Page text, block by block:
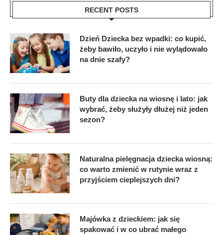
RECENT POSTS
Dzień Dziecka bez wpadki: co kupić,
żeby bawiło, uczyło i nie wylądowało
na dnie szafy?
Buty dla dziecka na wiosnę i lato: jak
wybrać, żeby służyły dłużej niż jeden
sezon?
Naturalna pielęgnacja dziecka wiosną:
co warto zmienić w rutynie wraz z
przyjściem cieplejszych dni?
Majówka z dzieckiem: jak się
spakować i w co ubrać małego